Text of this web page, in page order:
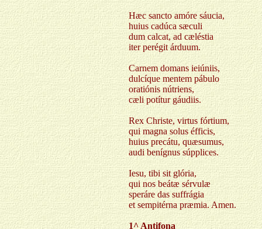
Hæc sancto amóre sáucia,
huius cadúca sæculi
dum calcat, ad cæléstia
iter perégit árduum.
Carnem domans ieiúniis,
dulcíque mentem pábulo
oratiónis nútriens,
cæli potítur gáudiis.
Rex Christe, virtus fórtium,
qui magna solus éfficis,
huius precátu, quæsumus,
audi benígnus súpplices.
Iesu, tibi sit glória,
qui nos beátæ sérvulæ
speráre das suffrágia
et sempitérna præmia. Amen.
1^ Antifona